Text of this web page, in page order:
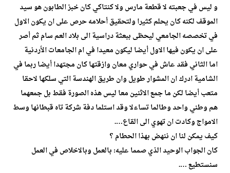
و ليس في جعبته لا قطعة مارس ولا كنتاكي كان خبز الطابون هو سيد
الموقف لكنه كان يحلم كثيرا ولتحقيق أحلامه حرص على ان يكون الاول
في تخصصه الجامعي ليحظى ببعثة دراسية الى بلاد العم سام ثم أصر
على ان يكون فيها الاول أيضا ليكون معيدا في ام الجامعات الأردنية
اما الثاني فقد عاش في حواري معان وازقتها كان مجتهدا أيضا ربما في
الشامية ادرك ان المشوار طويل وان طريق الهندسة التي سلكها لاحقا
متعب أيضا لكن ما جمع الاثنين معا ليس هذه الصورة فقط بل جمعهما
هم وطني واحد وطالما تساءلا وقد استلما دفة شركة تاه قبطانها وسط
الامواج وكادت ان تهوي الى القاع….
كيف يمكن لنا ان ننهض بهذا الحطام ؟
كان الجواب الوحيد الذي صمما عليه: بالعمل وبالاخلاص في العمل
سنستطيع ….